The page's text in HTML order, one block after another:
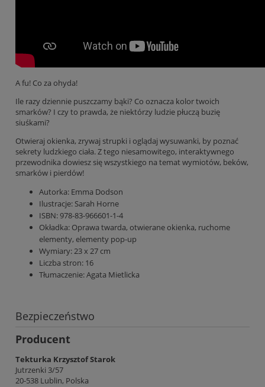
A fu! Co za ohyda!
Ile razy dziennie puszczamy bąki? Co oznacza kolor twoich
smarków? I czy to prawda, że niektórzy ludzie płuczą buzię
siuśkami?
Otwieraj okienka, zrywaj strupki i oglądaj wysuwanki, by poznać
sekrety ludzkiego ciała. Z tego niesamowitego, interaktywnego
przewodnika dowiesz się wszystkiego na temat wymiotów, beków,
smarków i pierdów!
Autorka: Emma Dodson
Ilustracje: Sarah Horne
ISBN: 978-83-966601-1-4
Okładka: Oprawa twarda, otwierane okienka, ruchome
elementy, elementy pop-up
Wymiary:23 x 27 cm
Liczba stron: 16
Tłumaczenie:Agata Mietlicka
Bezpieczeństwo
Producent
Tekturka Krzysztof Starok
Jutrzenki 3/57
20-538 Lublin, Polska